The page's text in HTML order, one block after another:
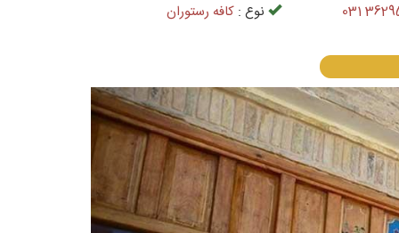
031 نوع :کافه رستوران
Previous